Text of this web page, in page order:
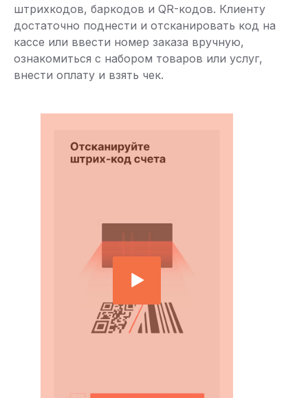
штрихкодов, баркодов и QR-кодов. Клиенту
достаточно поднести и отсканировать код на
кассе или ввести номер заказа вручную,
ознакомиться с набором товаров или услуг,
внести оплату и взять чек.